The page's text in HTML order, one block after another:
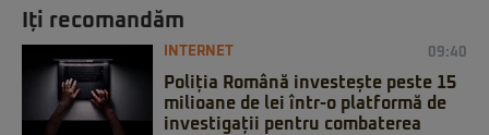
Iți recomandăm
INTERNET 09:40
Poliția Română investește peste 15
milioane de lei într-o platformă de
investigații pentru combaterea